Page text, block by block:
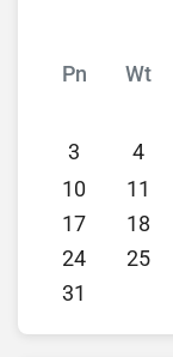
Pn
Wt
3
4
10
11
17
18
24
25
31